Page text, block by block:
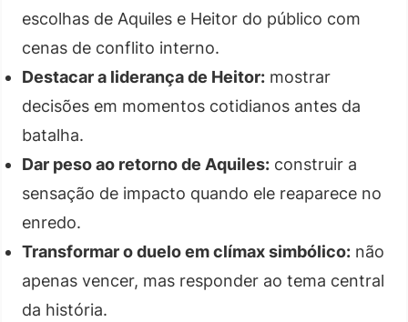
escolhas de Aquiles e Heitor do público com
cenas de conflito interno.
Destacar a liderança de Heitor: mostrar
decisões em momentos cotidianos antes da
batalha.
Dar peso ao retorno de Aquiles: construir a
sensação de impacto quando ele reaparece no
enredo.
Transformar o duelo em clímax simbólico: não
apenas vencer, mas responder ao tema central
da história.